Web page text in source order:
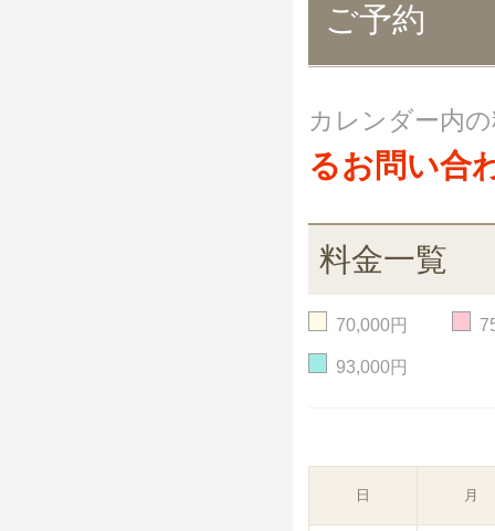
ご予約
カレンダー内
るお問い合
料金一覧
70,000円
93,000円
日 月